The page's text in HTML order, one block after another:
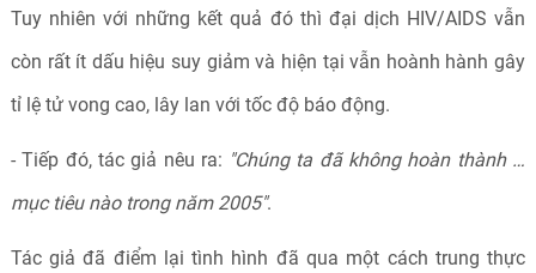
Tuy nhiên với những kết quả đó thì đại dịch HIV/AIDS vẫn
còn rất ít dấu hiệu suy giảm và hiện tại vẫn hoành hành gây
tỉ lệ tử vong cao, lây lan với tốc độ báo động.
- Tiếp đó, tác giả nêu ra: "Chúng ta đã không hoàn thành …
mục tiêu nào trong năm 2005".
Tác giả đã điểm lại tình hình đã qua một cách trung thực